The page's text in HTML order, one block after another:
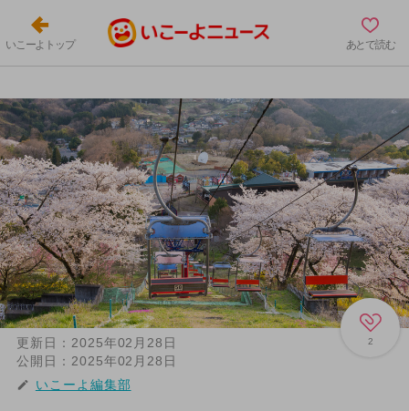
いこーよトップ あとで読む
2
更新日： 2025年02月28日
公開日： 2025年02月28日
いこーよ編集部